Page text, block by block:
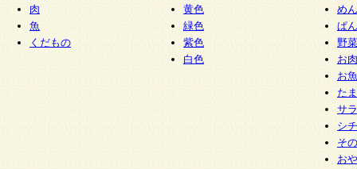
肉
魚
くだもの
黄色
緑色
紫色
白色
めん
ぱん
野
お
お
た
サ
シ
そ
お